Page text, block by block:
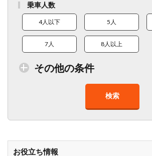
乗車人数
4人以下 5人
7人 8人以上
その他の条件
車椅子対応
検索
お役立ち情報